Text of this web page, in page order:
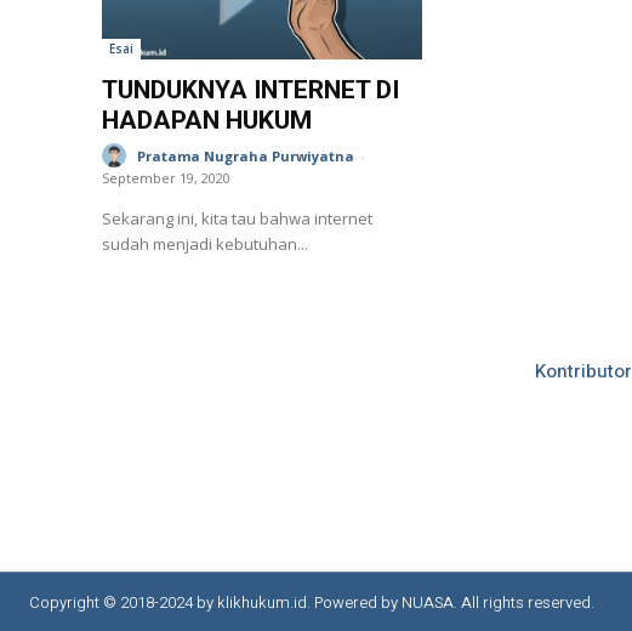
Esai
TUNDUKNYA INTERNET DI
HADAPAN HUKUM
Pratama Nugraha Purwiyatna -
September 19, 2020
Sekarang ini, kita tau bahwa internet
sudah menjadi kebutuhan...
Kontributor
Copyright © 2018-2024 by klikhukum.id. Powered by NUASA. All rights reserved.